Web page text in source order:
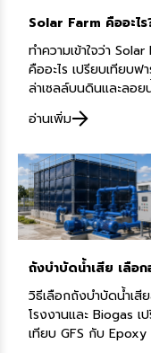
Solar Farm คืออะไ
ทำความเข้าใจว่า Solar
คืออะไร เปรียบเทียบฟา
ล่าเซลล์บนดินและลอย
ข้อดี ข้อจำกัด ระยะเวล
ทุน เพื่อลงทุนให้เหมาะ
อ่านเพิ่ม
ถังบำบัดน้ำเสีย เลือก
วิธีเลือกถังบำบัดน้ำเสี
โรงงานและ Biogas เ
เทียบ GFS กับ Epoxy